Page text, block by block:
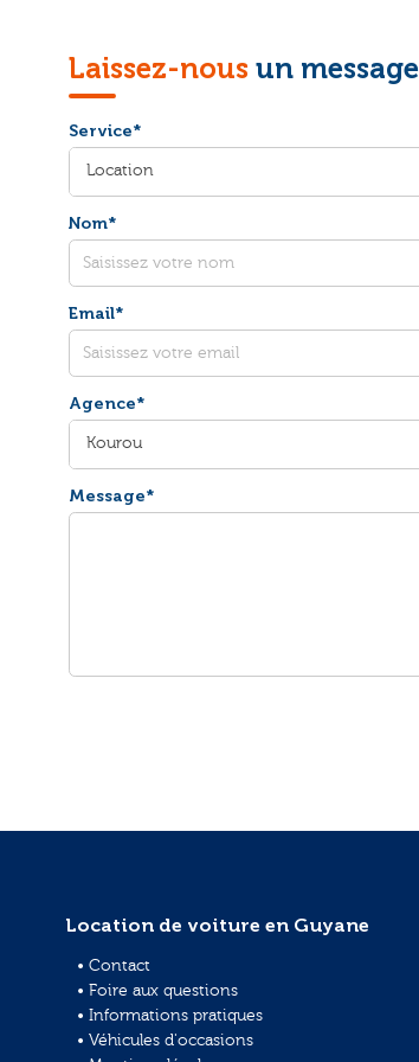
Laissez-nous un message
Service*
Location
Nom*
Email*
Agence*
Kourou
Message*
Location de voiture en Guyane
• Contact
• Foire aux questions
• Informations pratiques
• Véhicules d'occasions